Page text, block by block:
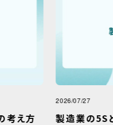
2026/07/27
製造業の5Sとは？